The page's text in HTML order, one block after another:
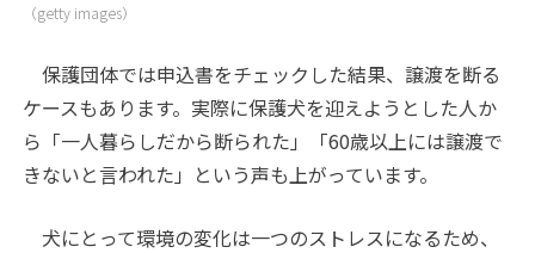
（getty images）
保護団体では申込書をチェックした結果、譲渡を断る
ケースもあります。実際に保護犬を迎えようとした人か
ら「一人暮らしだから断られた」「60歳以上には譲渡で
きないと言われた」という声も上がっています。
犬にとって環境の変化は一つのストレスになるため、